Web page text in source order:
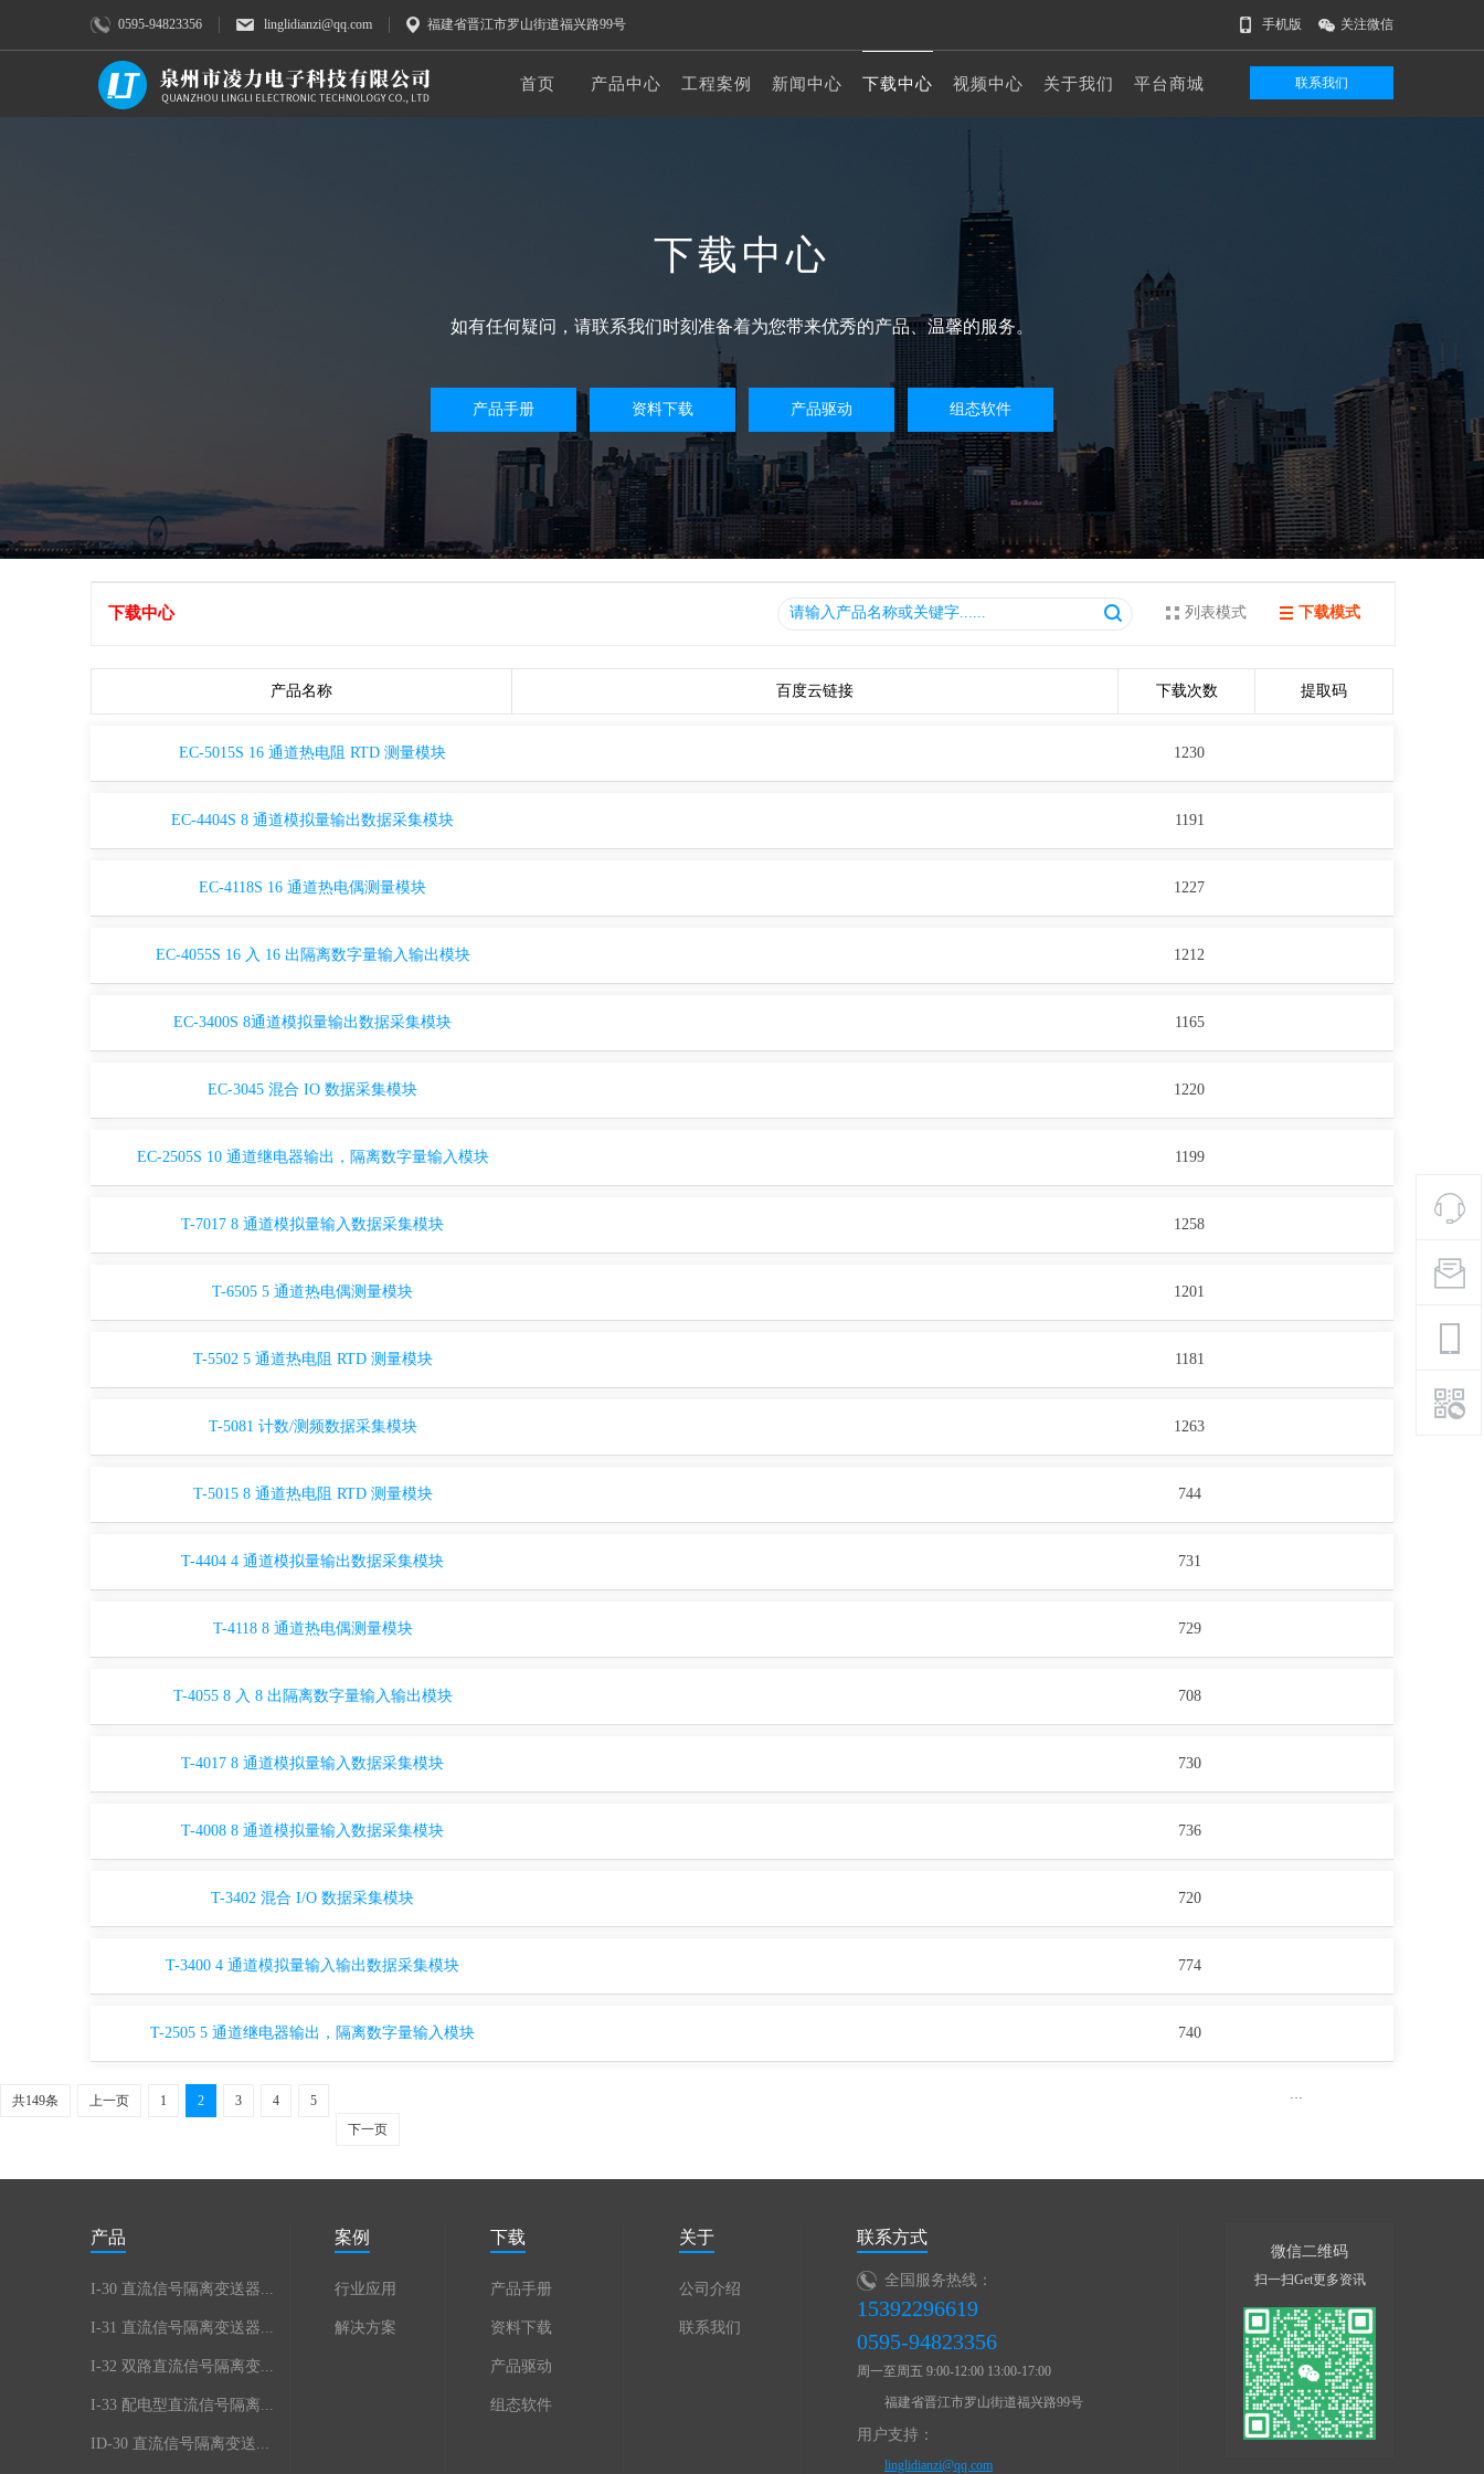
0595-94823356 linglidianzi@qq.com 福建省晋江市罗山街道福兴路99号 手机版 关注微信
首页 产品中心 工程案例 新闻中心 下载中心 视频中心 关于我们 平台商城 联系我们
下载中心
如有任何疑问，请联系我们时刻准备着为您带来优秀的产品、温馨的服务。
产品手册 资料下载 产品驱动 组态软件
下载中心 列表模式 下载模式
产品名称 百度云链接 下载次数 提取码
EC-5015S 16 通道热电阻 RTD 测量模块 1230
EC-4404S 8 通道模拟量输出数据采集模块 1191
EC-4118S 16 通道热电偶测量模块 1227
EC-4055S 16 入 16 出隔离数字量输入输出模块 1212
EC-3400S 8通道模拟量输出数据采集模块 1165
EC-3045 混合 IO 数据采集模块 1220
EC-2505S 10 通道继电器输出，隔离数字量输入模块 1199
T-7017 8 通道模拟量输入数据采集模块 1258
T-6505 5 通道热电偶测量模块 1201
T-5502 5 通道热电阻 RTD 测量模块 1181
T-5081 计数/测频数据采集模块 1263
T-5015 8 通道热电阻 RTD 测量模块 744
T-4404 4 通道模拟量输出数据采集模块 731
T-4118 8 通道热电偶测量模块 729
T-4055 8 入 8 出隔离数字量输入输出模块 708
T-4017 8 通道模拟量输入数据采集模块 730
T-4008 8 通道模拟量输入数据采集模块 736
T-3402 混合 I/O 数据采集模块 720
T-3400 4 通道模拟量输入输出数据采集模块 774
T-2505 5 通道继电器输出，隔离数字量输入模块 740
共149条 上一页 1 2 3 4 5
···
下一页
产品
I-30 直流信号隔离变送器...
I-31 直流信号隔离变送器...
I-32 双路直流信号隔离变...
I-33 配电型直流信号隔离...
ID-30 直流信号隔离变送...
案例
行业应用
解决方案
下载
产品手册
资料下载
产品驱动
组态软件
关于
公司介绍
联系我们
联系方式
全国服务热线：
15392296619
0595-94823356
周一至周五 9:00-12:00 13:00-17:00
福建省晋江市罗山街道福兴路99号
用户支持：
linglidianzi@qq.com
微信二维码
扫一扫Get更多资讯